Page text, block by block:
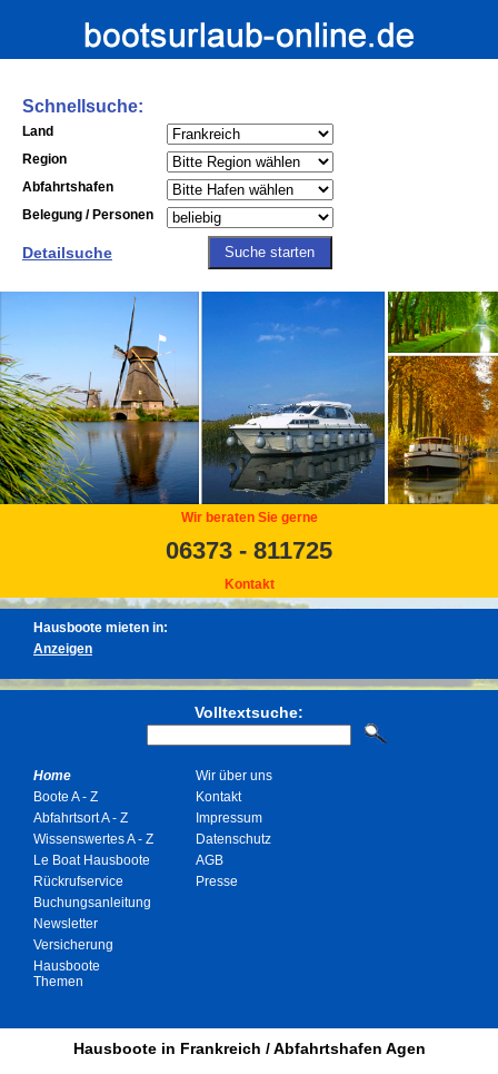
Schnellsuche:
Land
Region
Abfahrtshafen
Belegung / Personen
Detailsuche
Wir beraten Sie gerne
06373 - 811725
Kontakt
Hausboote mieten in:
Volltextsuche:
Home
Boote A - Z
Abfahrtsort A - Z
Wissenswertes A - Z
Le Boat Hausboote
Rückrufservice
Buchungsanleitung
Newsletter
Versicherung
Hausboote
Themen
Wir über uns
Kontakt
Impressum
Datenschutz
AGB
Presse
Hausboote in Frankreich / Abfahrtshafen Agen